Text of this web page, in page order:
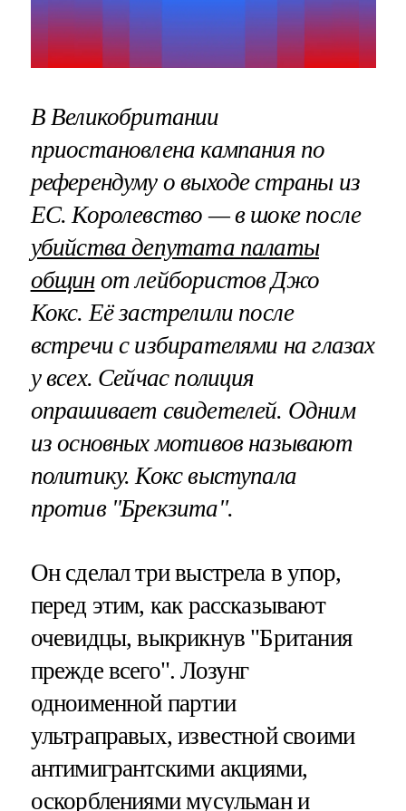
В Великобритании
приостановлена кампания по
референдуму о выходе страны из
ЕС. Королевство — в шоке после
убийства депутата палаты
общинот лейбористов Джо
Кокс. Её застрелили после
встречи с избирателями на глазах
у всех. Сейчас полиция
опрашивает свидетелей. Одним
из основных мотивов называют
политику. Кокс выступала
против "Брекзита".
Он сделал три выстрела в упор,
перед этим, как рассказывают
очевидцы, выкрикнув "Британия
прежде всего". Лозунг
одноименной партии
ультраправых, известной своими
антимигрантскими акциями,
оскорблениями мусульман и